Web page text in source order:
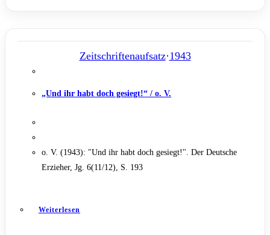
Zeitschriftenaufsatz·1943
„Und ihr habt doch gesiegt!“ / o. V.
o. V. (1943): "Und ihr habt doch gesiegt!". Der Deutsche
Erzieher, Jg. 6(11/12), S. 193
Weiterlesen